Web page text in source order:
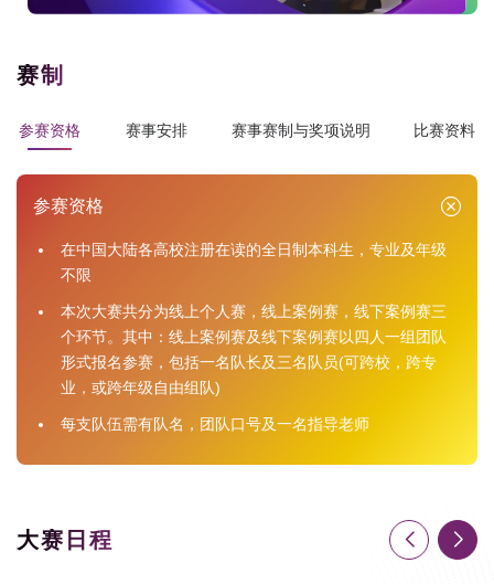
赛制
参赛资格 赛事安排 赛事赛制与奖项说明 比赛资料
参赛资格
在中国大陆各高校注册在读的全日制本科生，专业及年级
不限
本次大赛共分为线上个人赛，线上案例赛，线下案例赛三
个环节。其中：线上案例赛及线下案例赛以四人一组团队
形式报名参赛，包括一名队长及三名队员(可跨校，跨专
业，或跨年级自由组队)
每支队伍需有队名，团队口号及一名指导老师
大赛日程